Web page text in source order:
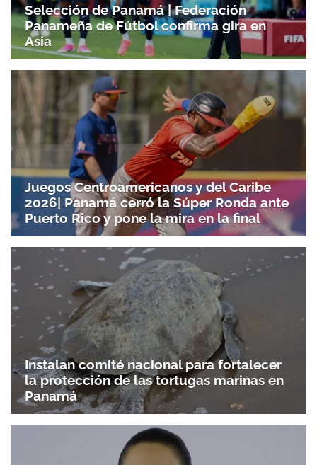
Selección de Panamá | Federación
Panameña de Fútbol confirma gira en
Asia
Juegos Centroamericanos y del Caribe
2026| Panamá cerró la Súper Ronda ante
Puerto Rico y pone la mira en la final
Instalan comité nacional para fortalecer
la protección de las tortugas marinas en
Panamá